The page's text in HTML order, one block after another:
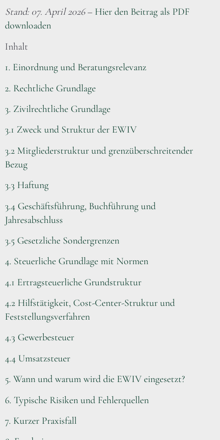
Stand: 07. April 2026– Hier den Beitrag als PDF
downloaden
Inhalt
1. Einordnung und Beratungsrelevanz
2. Rechtliche Grundlage
3. Zivilrechtliche Grundlage
3.1 Zweck und Struktur der EWIV
3.2 Mitgliederstruktur und grenzüberschreitender
Bezug
3.3 Haftung
3.4 Geschäftsführung, Buchführung und
Jahresabschluss
3.5 Gesetzliche Sondergrenzen
4. Steuerliche Grundlage mit Normen
4.1 Ertragsteuerliche Grundstruktur
4.2 Hilfstätigkeit, Cost-Center-Struktur und
Feststellungsverfahren
4.3 Gewerbesteuer
4.4 Umsatzsteuer
5. Wann und warum wird die EWIV eingesetzt?
6. Typische Risiken und Fehlerquellen
7. Kurzer Praxisfall